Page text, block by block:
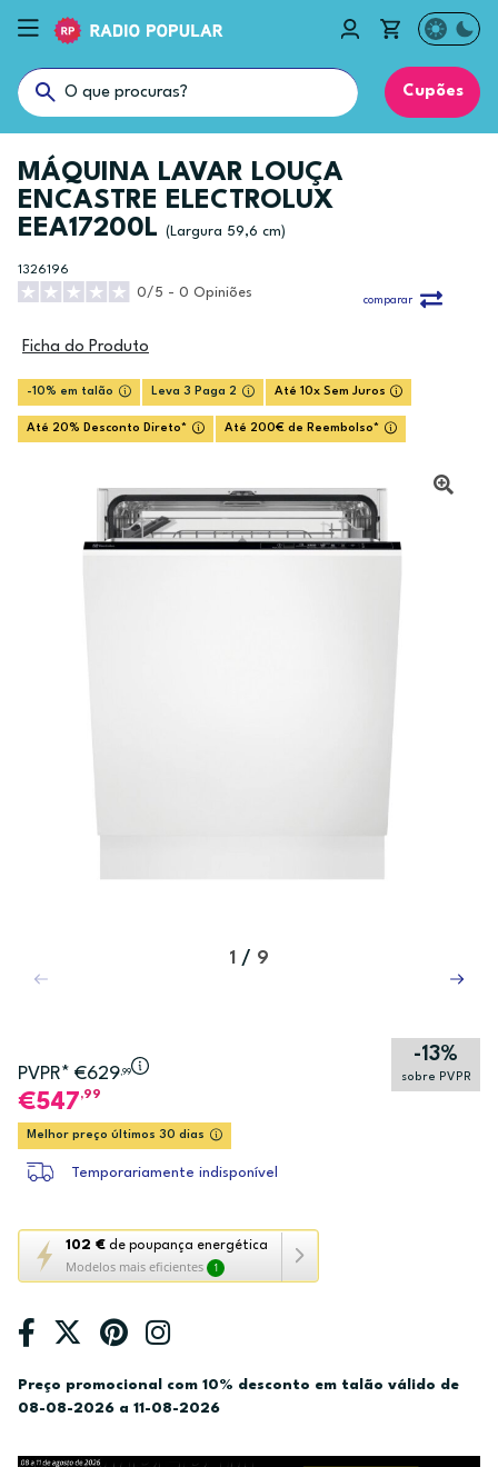
Cupões
MÁQUINA LAVAR LOUÇA
ENCASTRE ELECTROLUX
EEA17200L
(Largura 59,6 cm)
1326196
0/5 - 0 Opiniões
comparar
Ficha do Produto
-10% em talão Leva 3 Paga 2 Até 10x Sem Juros
Até 20% Desconto Direto* Até 200€ de Reembolso*
1 / 9
PVPR* €629,99
-13%
sobre PVPR
547,99
Melhor preço últimos 30 dias
Temporariamente indisponível
102 € de poupança energética
Modelos mais eficientes 1
Esta
ação
a
ferramenta
de
poupança
Youreko.
Preço promocional com 10% desconto em talão válido de
08-08-2026 a 11-08-2026